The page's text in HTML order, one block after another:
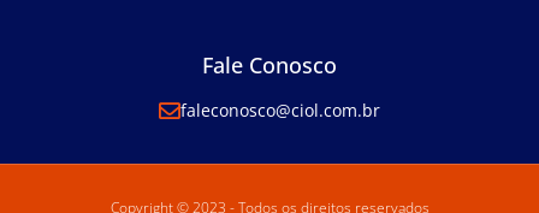
Fale Conosco
faleconosco@ciol.com.br
Copyright © 2023 - Todos os direitos reservados